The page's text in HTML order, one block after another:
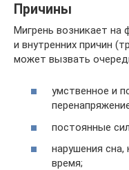
Причины
Мигрень возникает на
и внутренних причин
может вызвать
умственное и
постоянные
нарушения
время;